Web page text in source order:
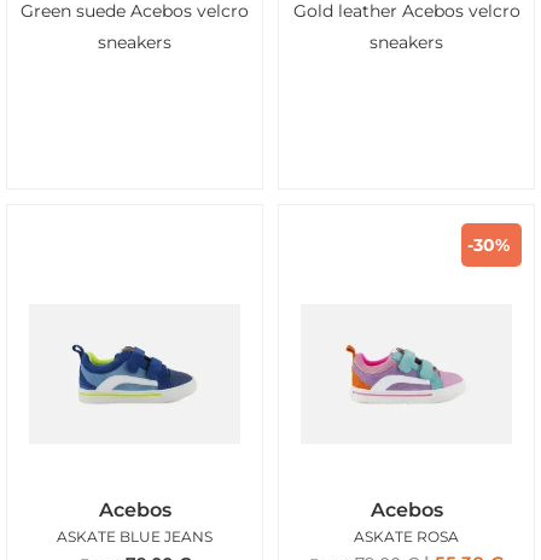
Green suede Acebos velcro
sneakers
Gold leather Acebos velcro
sneakers
Acebos
ASKATE BLUE JEANS
-30%
Acebos
ASKATE ROSA